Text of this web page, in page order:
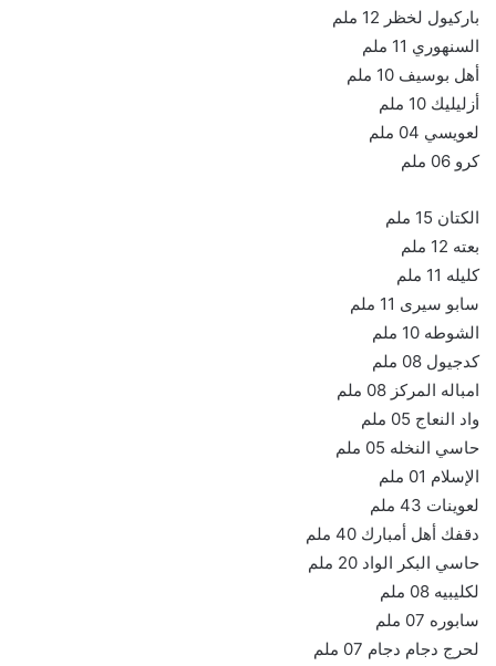
باركيول لخظر 12 ملم
السنهوري 11 ملم
أهل بوسيف 10 ملم
أزليليك 10 ملم
لعويسي 04 ملم
كرو 06 ملم
الكتان 15 ملم
بعته 12 ملم
كليله 11 ملم
سابو سيرى 11 ملم
الشوطه 10 ملم
كدجيول 08 ملم
امباله المركز 08 ملم
واد النعاج 05 ملم
حاسي النخله 05 ملم
الإسلام 01 ملم
لعوينات 43 ملم
دقفك أهل أمبارك 40 ملم
حاسي البكر الواد 20 ملم
لكليبيه 08 ملم
سابوره 07 ملم
لحرج دجام دجام 07 ملم